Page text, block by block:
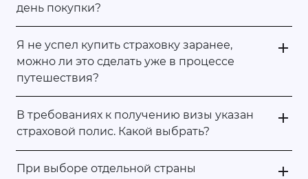
день покупки?
Я не успел купить страховку заранее,
можно ли это сделать уже в процессе
путешествия?
В требованиях к получению визы указан
страховой полис. Какой выбрать?
При выборе отдельной страны